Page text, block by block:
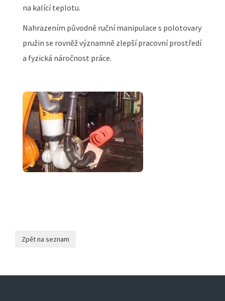
na kalící teplotu.
Nahrazením původně ruční manipulace s polotovary
pružin se rovněž významně zlepší pracovní prostředí
a fyzická náročnost práce.